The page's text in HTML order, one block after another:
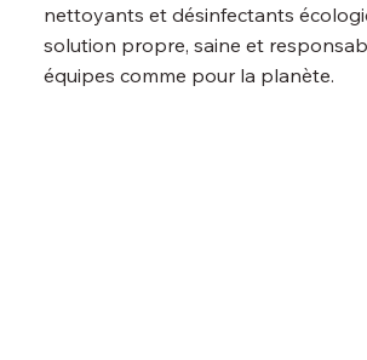
nettoyants et désinfectants
solution propre, saine et
équipes comme pour la planète.